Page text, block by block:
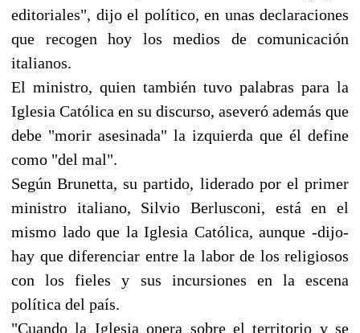
editoriales", dijo el político, en unas declaraciones
que recogen hoy los medios de comunicación
italianos.
El ministro, quien también tuvo palabras para la
Iglesia Católica en su discurso, aseveró además que
debe "morir asesinada" la izquierda que él define
como "del mal".
Según Brunetta, su partido, liderado por el primer
ministro italiano, Silvio Berlusconi, está en el
mismo lado que la Iglesia Católica, aunque -dijo-
hay que diferenciar entre la labor de los religiosos
con los fieles y sus incursiones en la escena
política del país.
"Cuando la Iglesia opera sobre el territorio y se